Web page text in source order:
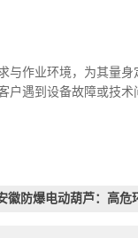
作业环境，为其量身
遇到设备故障或技术
徽防爆电动葫芦：高危